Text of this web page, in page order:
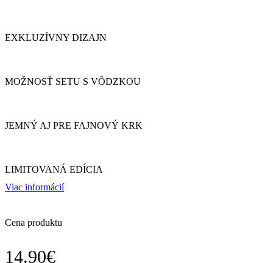
EXKLUZÍVNY DIZAJN
MOŽNOSŤ SETU S VÔDZKOU
JEMNÝ AJ PRE FAJNOVÝ KRK
LIMITOVANÁ EDÍCIA
Viac informácií
Cena produktu
14.90€